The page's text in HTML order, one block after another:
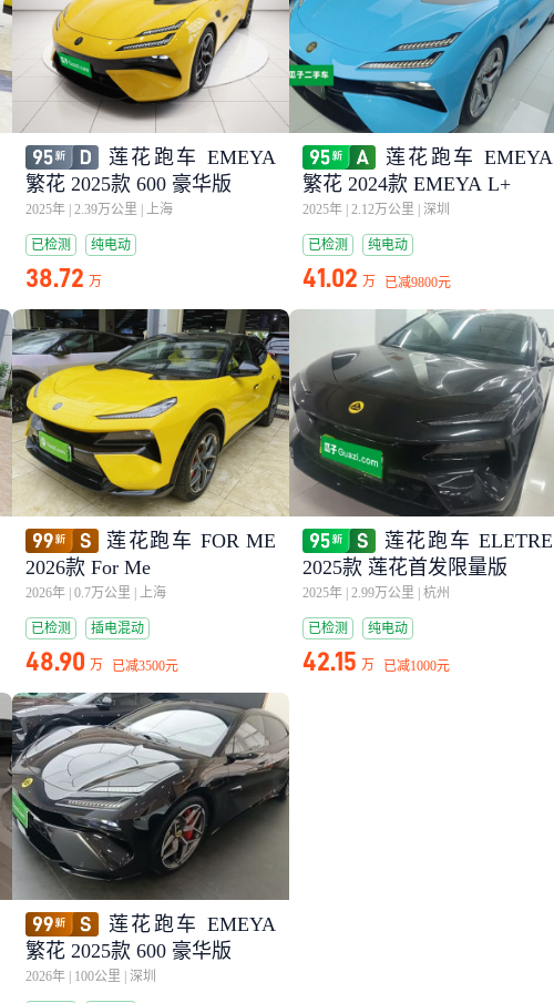
莲花跑车 EMEYA
繁花 2025款 600 豪华版
2025年 2.39万公里 上海
已检测 纯电动
38.72 万
莲花跑车 EMEYA
繁花 2024款 EMEYA L+
2025年 2.12万公里 深圳
已检测 纯电动
41.02 万 已减9800元
莲花跑车 FOR ME
2026款 For Me
2026年 0.7万公里 上海
已检测 插电混动
48.90 万 已减3500元
莲花跑车 ELETRE
2025款 莲花首发限量版
2025年 2.99万公里 杭州
已检测 纯电动
42.15 万 已减1000元
莲花跑车 EMEYA
繁花 2025款 600 豪华版
2026年 100公里 深圳